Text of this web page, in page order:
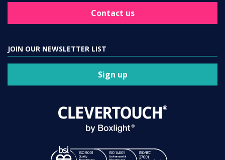
Contact us
JOIN OUR NEWSLETTER LIST
Sign up